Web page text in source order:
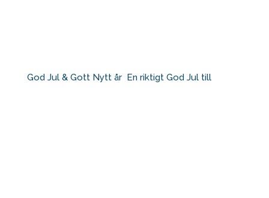
God Jul & Gott Nytt år⁠ ⁠ En riktigt God Jul till